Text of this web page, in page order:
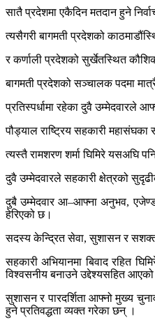
सातै प्रदेशमा एकैदिन मतदान हुने
त्यसैगरी बागमती प्रदेशको
र कर्णाली प्रदेशको सुर्खेतस्थित
बागमती प्रदेशको सञ्चालक पदमा
प्रतिस्पर्धामा रहेका दुवै उम्मेदवारले
पौड्याल राष्ट्रिय सहकारी
त्यस्तै रामशरण शर्मा घिमिरे यसअघि
दुवै उम्मेदवारले सहकारी क्षेत्रको
दुबै उम्मेदवार आ–आफ्ना अनुभव,
हेरिएको छ।
सदस्य केन्द्रित सेवा, सुशासन र सशक्त
सहकारी अभियानमा बिवाद रहित
विश्वसनीय बनाउने उद्देश्यसहित
सुशासन र पारदर्शिता आफ्नो मुख्य
हुने प्रतिवद्धता व्यक्त गरेका छन् ।